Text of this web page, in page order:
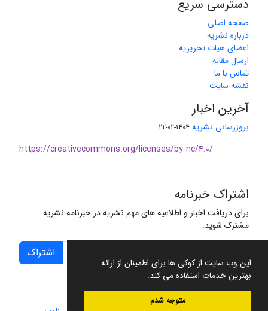
این وب سایت از کوکی ها برای اطمینان از ارائه
بهترین خدمات استفاده می کند.
متوجه شدم
دسترسی سریع
صفحه اصلی
درباره نشریه
اعضای هیات تحریریه
ارسال مقاله
تماس با ما
نقشه سایت
آخرین اخبار
بروزرسانی نشریه 1404-02-22
https://creativecommons.org/licenses/by-nc/4.0/
اشتراک خبرنامه
برای دریافت اخبار و اطلاعیه های مهم نشریه در خبرنامه نشریه
مشترک شوید.
اشتراک